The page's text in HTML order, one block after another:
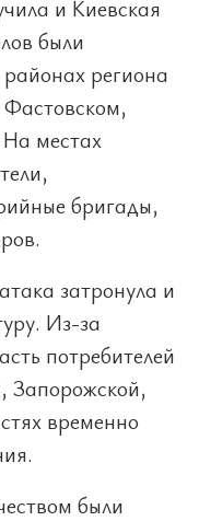
и Киевская
были
региона
местах
бригады,
затронула и
Из-за
потребителей
Запорожской,
временно
были